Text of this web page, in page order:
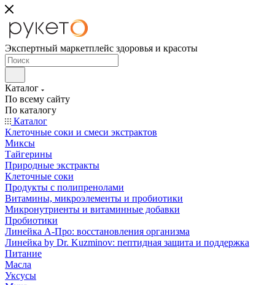
Экспертный маркетплейс здоровья и красоты
Каталог
По всему сайту
По каталогу
Каталог
Клеточные соки и смеси экстрактов
Миксы
Тайгерины
Природные экстракты
Клеточные соки
Продукты с полипренолами
Витамины, микроэлементы и пробиотики
Микронутриенты и витаминные добавки
Пробиотики
Линейка А-Про: восстановления организма
Линейка by Dr. Kuzminov: пептидная защита и поддержка
Питание
Масла
Уксусы